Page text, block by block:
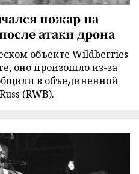
пожар на
атаки дрона
объекте Wildberries
оно произошло из-за
в объединенной
(RWB).